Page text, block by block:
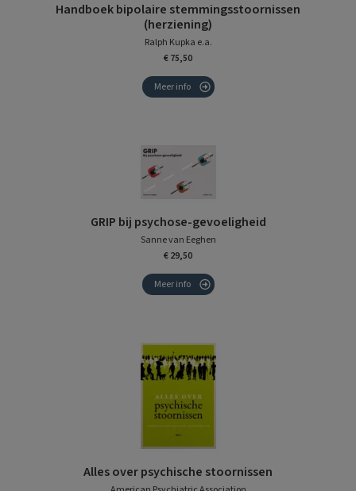
Handboek bipolaire stemmingsstoornissen
(herziening)
Ralph Kupka e.a.
€ 75,50
Meer info
GRIP bij psychose-gevoeligheid
Sanne van Eeghen
€ 29,50
Meer info
Alles over psychische stoornissen